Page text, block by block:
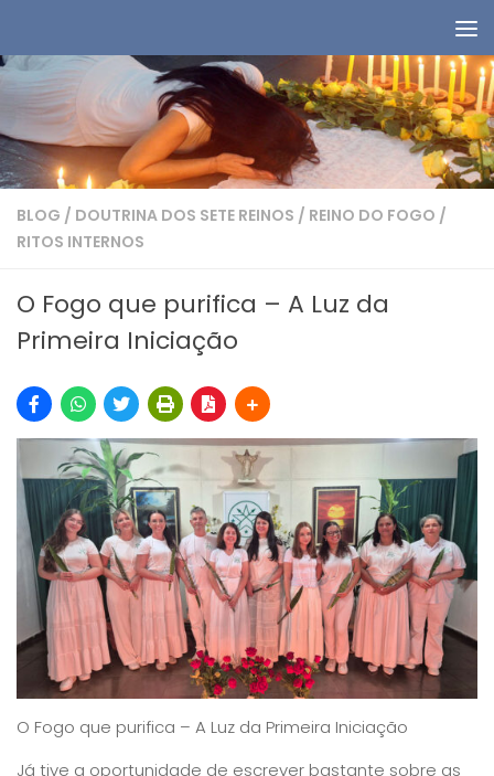
BLOG / DOUTRINA DOS SETE REINOS / REINO DO FOGO /
RITOS INTERNOS
O Fogo que purifica – A Luz da
Primeira Iniciação
O Fogo que purifica – A Luz da Primeira Iniciação
Já tive a oportunidade de escrever bastante sobre as